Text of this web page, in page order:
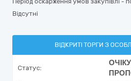
Відсутні
ВІДКРИТІ ТОРГИ З
Статус: